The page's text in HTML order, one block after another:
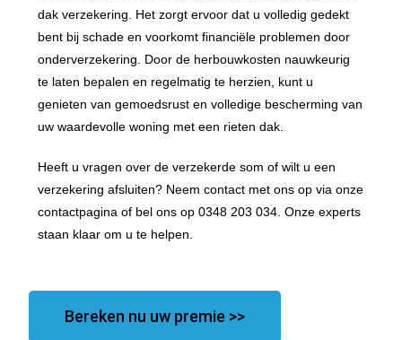
dak verzekering. Het zorgt ervoor dat u volledig gedekt
bent bij schade en voorkomt financiële problemen door
onderverzekering. Door de herbouwkosten nauwkeurig
te laten bepalen en regelmatig te herzien, kunt u
genieten van gemoedsrust en volledige bescherming van
uw waardevolle woning met een rieten dak.
Heeft u vragen over de verzekerde som of wilt u een
verzekering afsluiten? Neem contact met ons op via onze
contactpagina of bel ons op 0348 203 034. Onze experts
staan klaar om u te helpen.
Bereken nu uw premie >>